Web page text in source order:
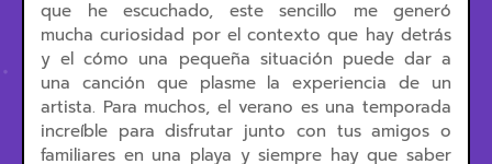
que he escuchado, este sencillo me generó
mucha curiosidad por el contexto que hay detrás
y el cómo una pequeña situación puede dar a
una canción que plasme la experiencia de un
artista. Para muchos, el verano es una temporada
increíble para disfrutar junto con tus amigos o
familiares en una playa y siempre hay que saber